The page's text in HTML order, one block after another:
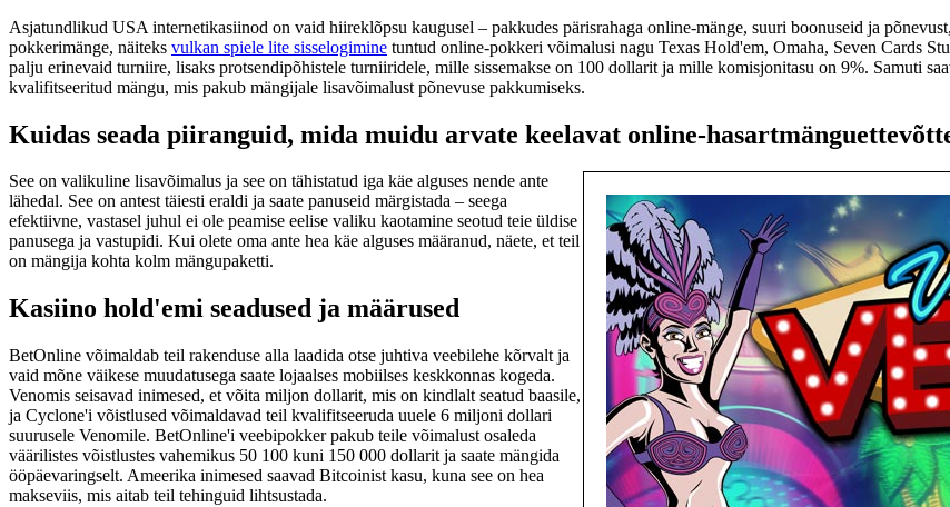
Asjatundlikud USA internetikasiinod on vaid hiireklõpsu kaugusel – pakkudes pärisrahaga online-mänge, suuri boonuseid ja
pokkerimänge, näiteks vulkan spiele lite sisselogimine tuntud online-pokkeri võimalusi nagu Texas Hold'em, Omaha, Seven Cards
palju erinevaid turniire, lisaks protsendipõhistele turniiridele, mille sissemakse on 100 dollarit ja mille komisjonitasu on 9%. Samuti
kvalifitseeritud mängu, mis pakub mängijale lisavõimalust põnevuse pakkumiseks.
Kuidas seada piiranguid, mida muidu arvate keelavat online-
See on valikuline lisavõimalus ja see on tähistatud iga käe alguses nende ante
lähedal. See on antest täiesti eraldi ja saate panuseid märgistada – seega
efektiivne, vastasel juhul ei ole peamise eelise valiku kaotamine seotud teie üldise
panusega ja vastupidi. Kui olete oma ante hea käe alguses määranud, näete, et teil
on mängija kohta kolm mängupaketti.
Kasiino hold'emi seadused ja määrused
BetOnline võimaldab teil rakenduse alla laadida otse juhtiva veebilehe kõrvalt ja
vaid mõne väikese muudatusega saate lojaalses mobiilses keskkonnas kogeda.
Venomis seisavad inimesed, et võita miljon dollarit, mis on kindlalt seatud baasile,
ja Cyclone'i võistlused võimaldavad teil kvalifitseeruda uuele 6 miljoni dollari
suurusele Venomile. BetOnline'i veebipokker pakub teile võimalust osaleda
väärilistes võistlustes vahemikus 50 100 kuni 150 000 dollarit ja saate mängida
ööpäevaringselt. Ameerika inimesed saavad Bitcoinist kasu, kuna see on hea
makseviis, mis aitab teil tehinguid lihtsustada.